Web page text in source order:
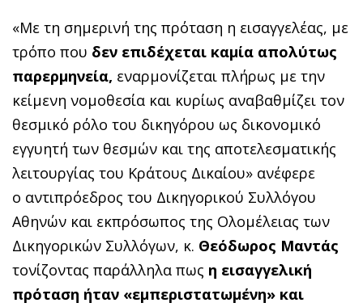
«Με τη σημερινή της πρόταση η εισαγγελέας, με
τρόπο που δεν επιδέχεται καμία απολύτως
παρερμηνεία, εναρμονίζεται πλήρως με την
κείμενη νομοθεσία και κυρίως αναβαθμίζει τον
θεσμικό ρόλο του δικηγόρου ως δικονομικό
εγγυητή των θεσμών και της αποτελεσματικής
λειτουργίας του Κράτους Δικαίου» ανέφερε
ο αντιπρόεδρος του Δικηγορικού Συλλόγου
Αθηνών και εκπρόσωπος της Ολομέλειας των
Δικηγορικών Συλλόγων, κ. Θεόδωρος Μαντάς
τονίζοντας παράλληλα πως η εισαγγελική
πρόταση ήταν «εμπεριστατωμένη» και